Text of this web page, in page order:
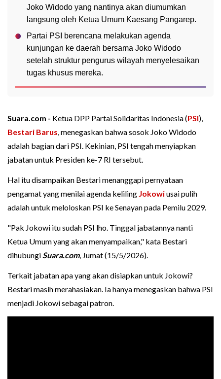
Joko Widodo yang nantinya akan diumumkan
langsung oleh Ketua Umum Kaesang Pangarep.
Partai PSI berencana melakukan agenda
kunjungan ke daerah bersama Joko Widodo
setelah struktur pengurus wilayah menyelesaikan
tugas khusus mereka.
Suara.com - Ketua DPP Partai Solidaritas Indonesia (PSI),
Bestari Barus, menegaskan bahwa sosok Joko Widodo
adalah bagian dari PSI. Kekinian, PSI tengah menyiapkan
jabatan untuk Presiden ke-7 RI tersebut.
Hal itu disampaikan Bestari menanggapi pernyataan
pengamat yang menilai agenda keliling Jokowiusai pulih
adalah untuk meloloskan PSI ke Senayan pada Pemilu 2029.
"Pak Jokowi itu sudah PSI lho. Tinggal jabatannya nanti
Ketua Umum yang akan menyampaikan," kata Bestari
dihubungiSuara.com, Jumat (15/5/2026).
Terkait jabatan apa yang akan disiapkan untuk Jokowi?
Bestari masih merahasiakan. Ia hanya menegaskan bahwa PSI
menjadi Jokowi sebagai patron.